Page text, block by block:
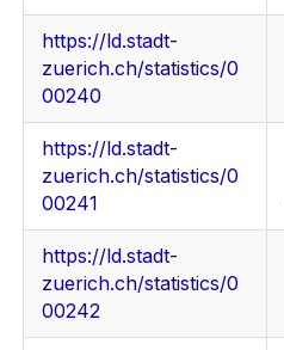
https://ld.stadt-
zuerich.ch/statistics/0
00240
https://ld.stadt-
zuerich.ch/statistics/0
00241
https://ld.stadt-
zuerich.ch/statistics/0
00242